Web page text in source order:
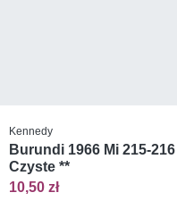
Kennedy
Burundi 1966 Mi 215-216
Czyste **
10,50 zł